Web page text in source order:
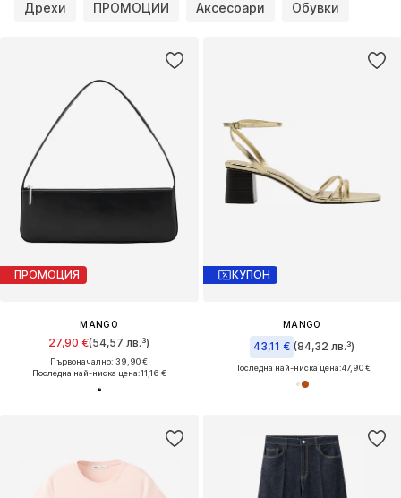
Дрехи ПРОМОЦИИ Аксесоари Обувки
ПРОМОЦИЯ
MANGO
27,90 €(54,57 лв.³)
Първоначално: 39,90 €
Последна най-ниска цена:11,16 €
КУПОН
MANGO
43,11 € (84,32 лв.³)
Последна най-ниска цена:47,90 €